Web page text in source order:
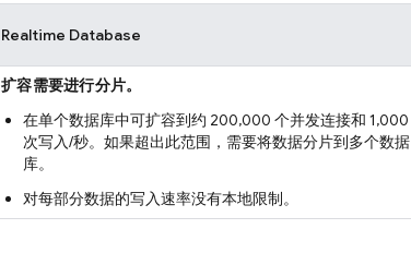
Realtime Database
扩容需要进行分片。
在单个数据库中可扩容到约 200,000 个并发连接和 1,000
次写入/秒。如果超出此范围，需要将数据分片到多个数据
库。
对每部分数据的写入速率没有本地限制。